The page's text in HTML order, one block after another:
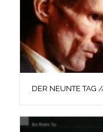
DER NEUNTE